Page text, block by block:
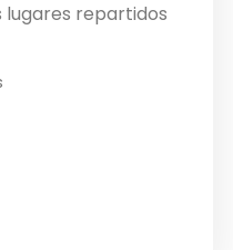
lugares repartidos
desde las
local. Por otro